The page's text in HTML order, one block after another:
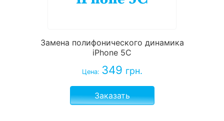
Замена полифонического динамика
iPhone 5C
Цена: 349 грн.
Заказать